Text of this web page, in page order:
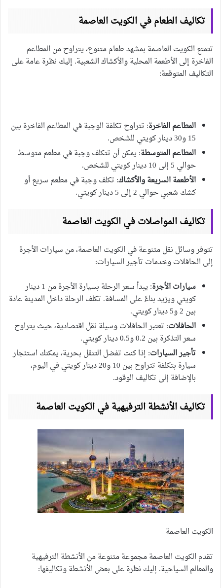
تكاليف الطعام في الكويت العاصمة
تتمتع الكويت العاصمة بمشهد طعام متنوع، يتراوح من المطاعم
الفاخرة إلى الأطعمة المحلية والأكشاك الشعبية. إليك نظرة عامة على
التكاليف المتوقعة:
المطاعم الفاخرة: تتراوح تكلفة الوجبة في المطاعم الفاخرة بين
15 و30 دينار كويتي للشخص.
المطاعم المتوسطة: يمكن أن تتكلف وجبة في مطعم متوسط
حوالي 5 إلى 10 دينار كويتي للشخص.
الأطعمة السريعة والأكشاك: تكلف وجبة في مطعم سريع أو
كشك شعبي حوالي 2 إلى 5 دينار كويتي.
تكاليف المواصلات في الكويت العاصمة
تتوفر وسائل نقل متنوعة في الكويت العاصمة، من سيارات الأجرة
إلى الحافلات وخدمات تأجير السيارات:
سيارات الأجرة
: يبدأ سعر الرحلة بسيارة الأجرة من 1 دينار
كويتي ويزيد بناءً على المسافة. تكلف الرحلة داخل المدينة عادة
بين 2 و5 دينار كويتي.
الحافلات: تعتبر الحافلات وسيلة نقل اقتصادية، حيث يتراوح
سعر التذكرة بين 0.2 و0.5 دينار كويتي.
تأجير السيارات: إذا كنت تفضل التنقل بحرية، يمكنك استئجار
سيارة بتكلفة تتراوح بين 10 و20 دينار كويتي في اليوم،
بالإضافة إلى تكاليف الوقود.
تكاليف الأنشطة الترفيهية في الكويت العاصمة
الكويت العاصمة
تقدم الكويت العاصمة مجموعة متنوعة من الأنشطة الترفيهية
والمعالم السياحية. إليك نظرة على بعض الأنشطة وتكاليفها: